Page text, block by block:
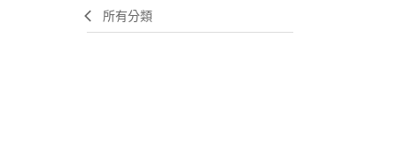
所有分類